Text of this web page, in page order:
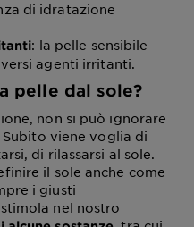
di idratazione
: la pelle sensibile
agenti irritanti.
pelle dal sole?
non si può ignorare
viene voglia di
di rilassarsi al sole.
il sole anche come
i giusti
nel nostro